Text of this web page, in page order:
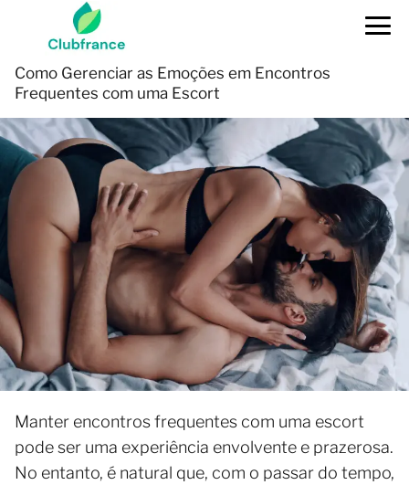
Como Gerenciar as Emoções em Encontros
Frequentes com uma Escort
Manter encontros frequentes com uma escort
pode ser uma experiência envolvente e prazerosa.
No entanto, é natural que, com o passar do tempo,